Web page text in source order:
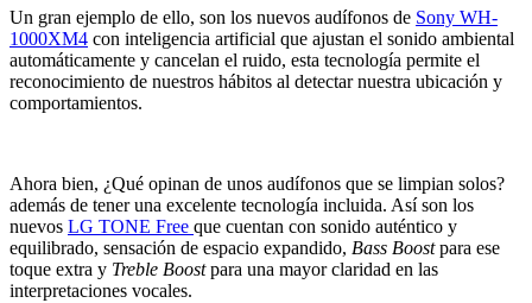
Un gran ejemplo de ello, son los nuevos audífonos de Sony WH-
1000XM4 con inteligencia artificial que ajustan el sonido ambiental
automáticamente y cancelan el ruido, esta tecnología permite el
reconocimiento de nuestros hábitos al detectar nuestra ubicación y
comportamientos.
Ahora bien, ¿Qué opinan de unos audífonos que se limpian solos?
además de tener una excelente tecnología incluida. Así son los
nuevos LG TONE Free que cuentan con sonido auténtico y
equilibrado, sensación de espacio expandido, Bass Boostpara ese
toque extra y Treble Boostpara una mayor claridad en las
interpretaciones vocales.